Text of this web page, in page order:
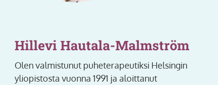
Hillevi Hautala-Malmström
Olen valmistunut puheterapeutiksi Helsingin
yliopistosta vuonna 1991 ja aloittanut